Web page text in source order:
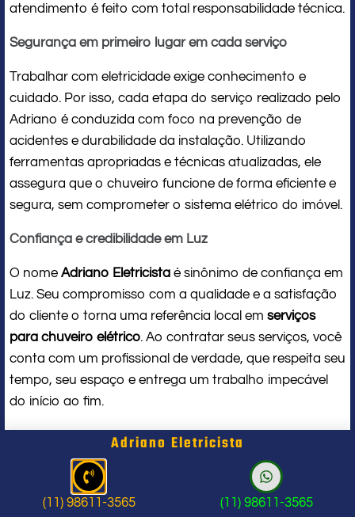
atendimento é feito com total responsabilidade técnica.
Segurança em primeiro lugar em cada serviço
Trabalhar com eletricidade exige conhecimento e
cuidado. Por isso, cada etapa do serviço realizado pelo
Adriano é conduzida com foco na prevenção de
acidentes e durabilidade da instalação. Utilizando
ferramentas apropriadas e técnicas atualizadas, ele
assegura que o chuveiro funcione de forma eficiente e
segura, sem comprometer o sistema elétrico do imóvel.
Confiança e credibilidade em Luz
O nome Adriano Eletricista é sinônimo de confiança em
Luz. Seu compromisso com a qualidade e a satisfação
do cliente o torna uma referência local em serviços
para chuveiro elétrico. Ao contratar seus serviços, você
conta com um profissional de verdade, que respeita seu
tempo, seu espaço e entrega um trabalho impecável
do início ao fim.
Problema com chuveiro: sinais que
indicam a hora de chamar um
profissional
Adriano Eletricista
(11) 98611-3565 (11) 98611-3565